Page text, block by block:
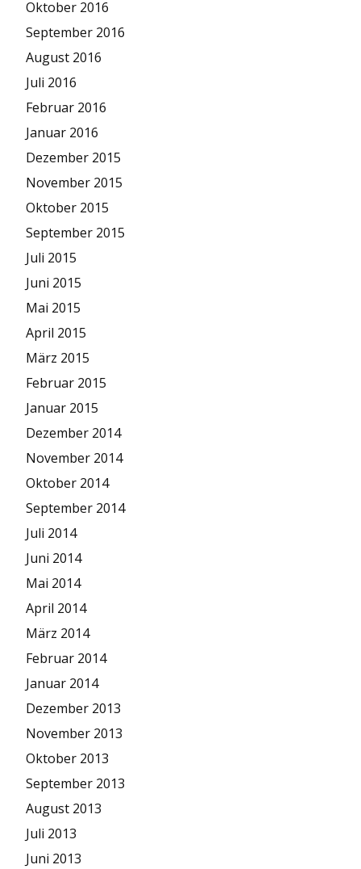
Oktober 2016
September 2016
August 2016
Juli 2016
Februar 2016
Januar 2016
Dezember 2015
November 2015
Oktober 2015
September 2015
Juli 2015
Juni 2015
Mai 2015
April 2015
März 2015
Februar 2015
Januar 2015
Dezember 2014
November 2014
Oktober 2014
September 2014
Juli 2014
Juni 2014
Mai 2014
April 2014
März 2014
Februar 2014
Januar 2014
Dezember 2013
November 2013
Oktober 2013
September 2013
August 2013
Juli 2013
Juni 2013